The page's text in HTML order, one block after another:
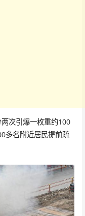
次引爆一枚重约100
多名附近居民提前疏